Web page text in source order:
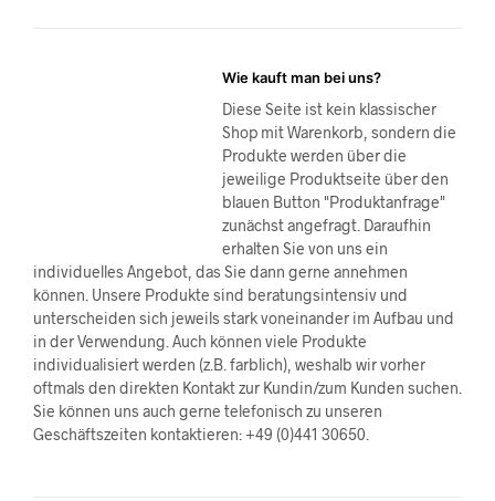
Wie kauft man bei uns?
Diese Seite ist kein klassischer
Shop mit Warenkorb, sondern die
Produkte werden über die
jeweilige Produktseite über den
blauen Button "Produktanfrage"
zunächst angefragt. Daraufhin
erhalten Sie von uns ein
individuelles Angebot, das Sie dann gerne annehmen
können. Unsere Produkte sind beratungsintensiv und
unterscheiden sich jeweils stark voneinander im Aufbau und
in der Verwendung. Auch können viele Produkte
individualisiert werden (z.B. farblich), weshalb wir vorher
oftmals den direkten Kontakt zur Kundin/zum Kunden suchen.
Sie können uns auch gerne telefonisch zu unseren
Geschäftszeiten kontaktieren: +49 (0)441 30650.